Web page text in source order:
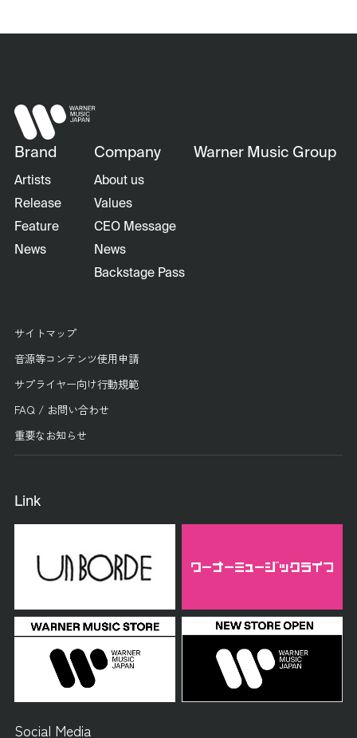
Brand
Artists
Release
Feature
News
Company
About us
Values
CEO Message
News
Backstage Pass
Warner Music Group
サイトマップ
音源等コンテンツ使用申請
サプライヤー向け行動規範
FAQ / お問い合わせ
重要なお知らせ
Link
Social Media